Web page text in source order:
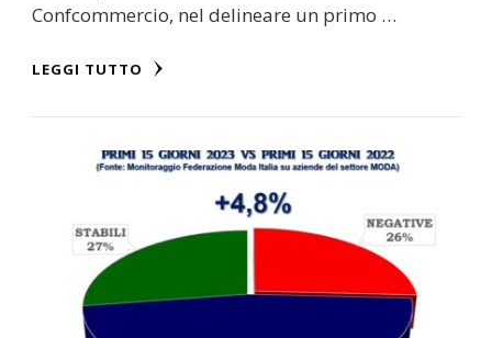
Confcommercio, nel delineare un primo …
LEGGI TUTTO